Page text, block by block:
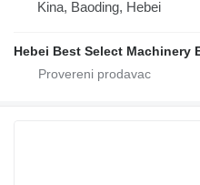
Kina, Baoding, Hebei
Hebei Best Select Machinery